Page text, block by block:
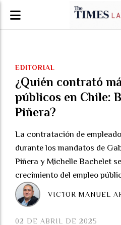
¿Quién contrató
públicos en Chile:
Piñera?
La contratación de
durante los mandatos de
Piñera y Michelle Bachelet
crecimiento del empleo
EDITORIAL
02 DE ABRIL DE 2025
VICTOR MANUEL